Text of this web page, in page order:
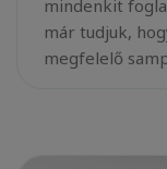
mindenkit
már tudjuk,
megfelelő